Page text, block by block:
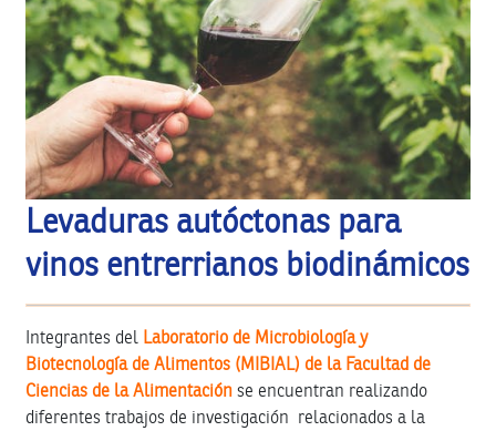
Levaduras autóctonas para
vinos entrerrianos biodinámicos
Integrantes del Laboratorio de Microbiología y
Biotecnología de Alimentos (MIBIAL) de la Facultad de
Ciencias de la Alimentación se encuentran realizando
diferentes trabajos de investigación relacionados a la